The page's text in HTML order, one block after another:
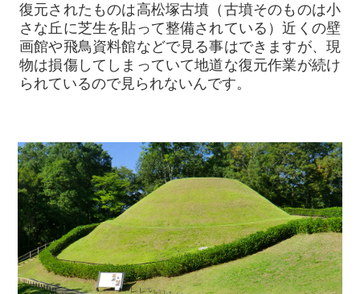
復元されたものは高松塚古墳（古墳そのものは小
さな丘に芝生を貼って整備されている）近くの壁
画館や飛鳥資料館などで見る事はできますが、現
物は損傷してしまっていて地道な復元作業が続け
られているので見られないんです。